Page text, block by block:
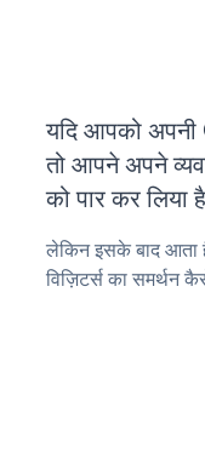
यदि आपको
तो आपने अपने
को पार कर लिया
लेकिन इसके बाद
विज़िटर्स का समर्थन